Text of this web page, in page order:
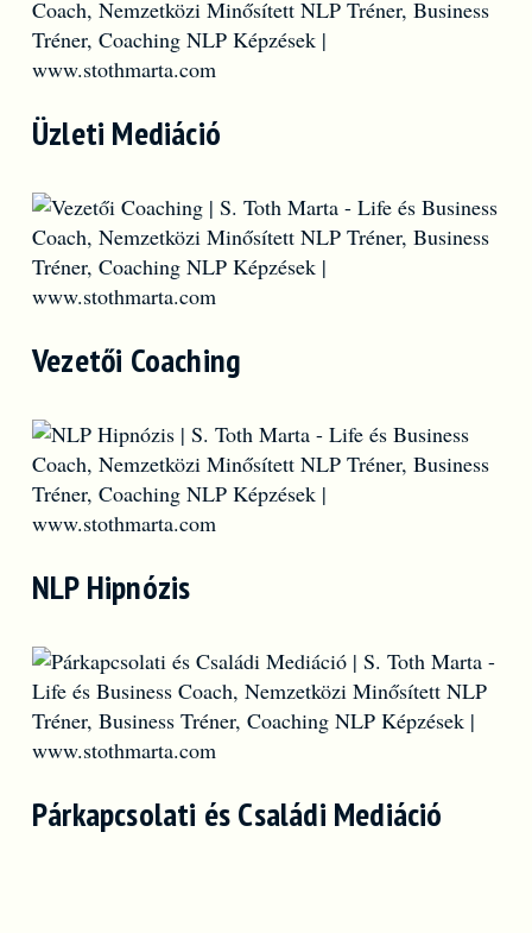
Üzleti Mediáció
Vezetői Coaching
NLP Hipnózis
Párkapcsolati és Családi Mediáció